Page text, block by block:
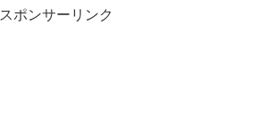
スポンサーリンク